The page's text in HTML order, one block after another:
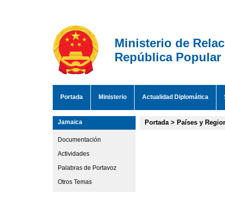
Ministerio de
República Popular
Portada Ministerio Actualidad Diplomática
Jamaica
Documentación
Actividades
Palabras de Portavoz
Otros Temas
Portada> Países y